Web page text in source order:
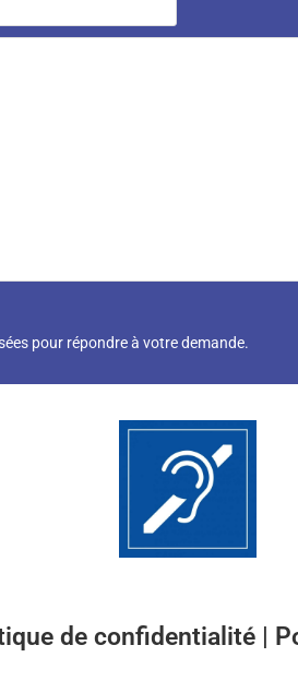
pour répondre à votre demande.
de confidentialité